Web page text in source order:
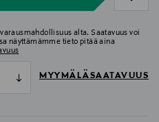
alta. Saatavuus voi
näyttämämme tieto pitää aina
MYYMÄLÄSAATAVUUS